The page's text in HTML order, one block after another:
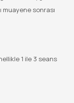
sonrası
1 ile 3 seans